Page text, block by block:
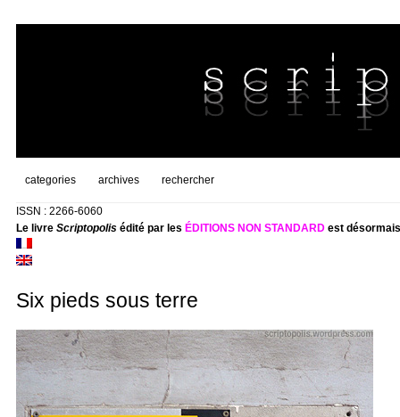
categories archives rechercher
ISSN : 2266-6060
Le livre Scriptopolisédité par les ÉDITIONS NON STANDARDest
Six pieds sous terre